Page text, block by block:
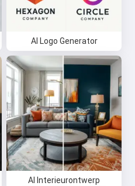
AI Logo Generator
AI Interieurontwerp